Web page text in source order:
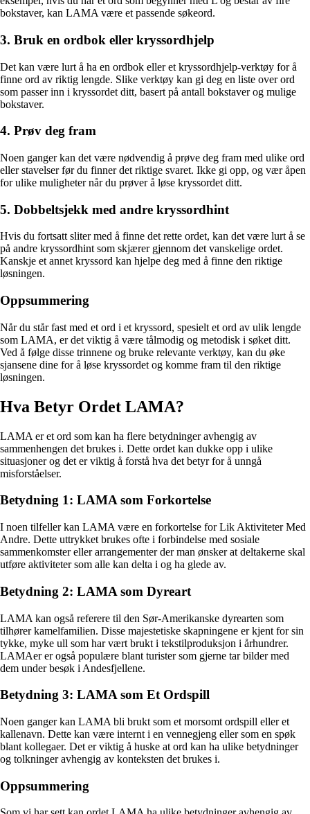
bokstaver, kan LAMA være et passende søkeord.
3. Bruk en ordbok eller kryssordhjelp
Det kan være lurt å ha en ordbok eller et kryssordhjelp-verktøy for å
finne ord av riktig lengde. Slike verktøy kan gi deg en liste over ord
som passer inn i kryssordet ditt, basert på antall bokstaver og mulige
bokstaver.
4. Prøv deg fram
Noen ganger kan det være nødvendig å prøve deg fram med ulike ord
eller stavelser før du finner det riktige svaret. Ikke gi opp, og vær åpen
for ulike muligheter når du prøver å løse kryssordet ditt.
5. Dobbeltsjekk med andre kryssordhint
Hvis du fortsatt sliter med å finne det rette ordet, kan det være lurt å se
på andre kryssordhint som skjærer gjennom det vanskelige ordet.
Kanskje et annet kryssord kan hjelpe deg med å finne den riktige
løsningen.
Oppsummering
Når du står fast med et ord i et kryssord, spesielt et ord av ulik lengde
som LAMA, er det viktig å være tålmodig og metodisk i søket ditt.
Ved å følge disse trinnene og bruke relevante verktøy, kan du øke
sjansene dine for å løse kryssordet og komme fram til den riktige
løsningen.
Hva Betyr Ordet LAMA?
LAMA er et ord som kan ha flere betydninger avhengig av
sammenhengen det brukes i. Dette ordet kan dukke opp i ulike
situasjoner og det er viktig å forstå hva det betyr for å unngå
misforståelser.
Betydning 1: LAMA som Forkortelse
I noen tilfeller kan LAMA være en forkortelse for Lik Aktiviteter Med
Andre. Dette uttrykket brukes ofte i forbindelse med sosiale
sammenkomster eller arrangementer der man ønsker at deltakerne skal
utføre aktiviteter som alle kan delta i og ha glede av.
Betydning 2: LAMA som Dyreart
LAMA kan også referere til den Sør-Amerikanske dyrearten som
tilhører kamelfamilien. Disse majestetiske skapningene er kjent for sin
tykke, myke ull som har vært brukt i tekstilproduksjon i århundrer.
LAMAer er også populære blant turister som gjerne tar bilder med
dem under besøk i Andesfjellene.
Betydning 3: LAMA som Et Ordspill
Noen ganger kan LAMA bli brukt som et morsomt ordspill eller et
kallenavn. Dette kan være internt i en vennegjeng eller som en spøk
blant kollegaer. Det er viktig å huske at ord kan ha ulike betydninger
og tolkninger avhengig av konteksten det brukes i.
Oppsummering